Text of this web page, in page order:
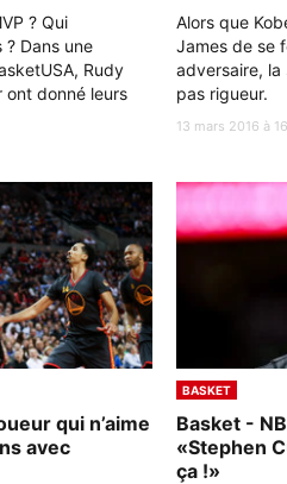
? Qui
? Dans une
Rudy
ont donné leurs
Alors que
James de se
adversaire, la
pas rigueur.
13 mars 2016 à
qui n’aime
avec
BASKET
Basket -
«Stephen
ça !»